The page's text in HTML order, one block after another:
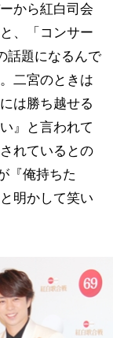
から紅白司会
、「コンサー
話題になるんで
二宮のときは
は勝ち越せる
』と言われて
れているとの
『俺持ちた
明かして笑い